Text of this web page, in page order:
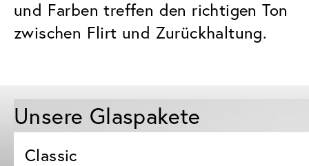
und Farben treffen den richtigen Ton
zwischen Flirt und Zurückhaltung.
Unsere Glaspakete
Classic